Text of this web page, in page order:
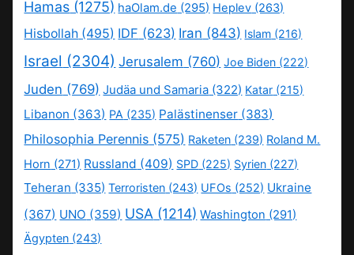
Hamas (1275) haOlam.de (295) Heplev (263)
Hisbollah (495) IDF (623) Iran (843) Islam (216)
Israel (2304) Jerusalem (760) Joe Biden (222)
Juden (769) Judäa und Samaria (322) Katar (215)
Libanon (363) PA (235) Palästinenser (383)
Philosophia Perennis (575) Raketen (239) Roland M.
Horn (271) Russland (409) SPD (225) Syrien (227)
Teheran (335) Terroristen (243) UFOs (252) Ukraine
(367) UNO (359) USA (1214) Washington (291)
Ägypten (243)